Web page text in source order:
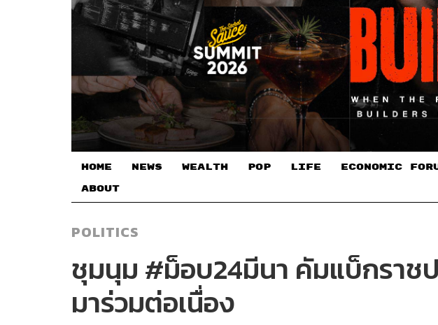
HOME NEWS WEALTH POP LIFE ECONOMIC
ABOUT
POLITICS
ชุมนุม #ม็อบ24มีนา คัมแบ็กราช
มาร่วมต่อเนื่อง